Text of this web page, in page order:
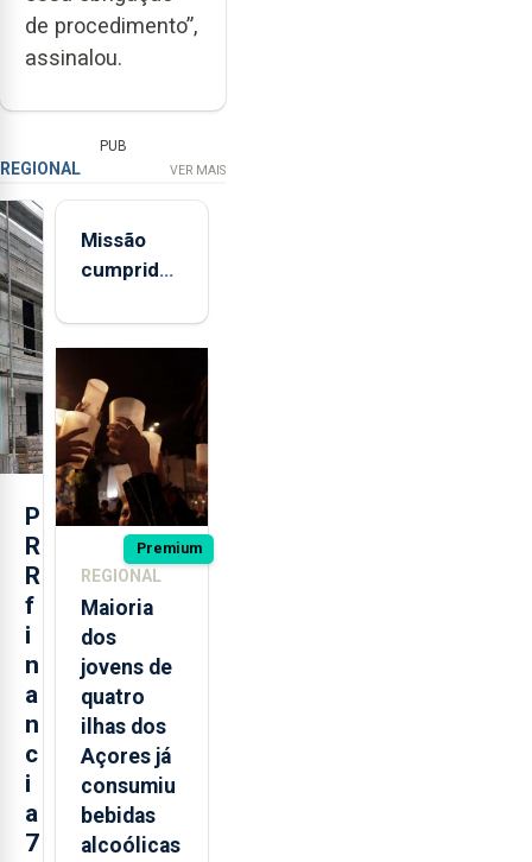
de procedimento”,
assinalou.
PUB
REGIONAL VER MAIS
P
R
R
f
i
n
a
n
c
i
a
7
Missão
cumprida:
açorianos
após
missão na
Roménia
Premium
REGIONAL
Maioria
dos
jovens de
quatro
ilhas dos
Açores já
consumiu
bebidas
alcoólicas